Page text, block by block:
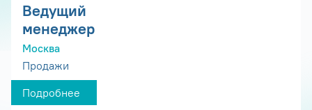
Ведущий
менеджер
Москва
Продажи
Подробнее